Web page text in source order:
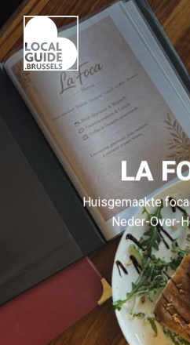
LA
Huisgemaakte
Neder-Over-